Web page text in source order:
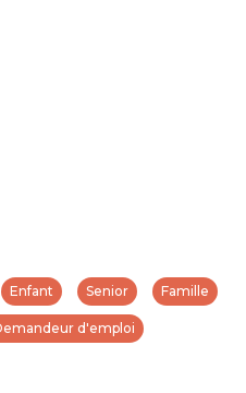
Enfant Senior Famille
d'emploi